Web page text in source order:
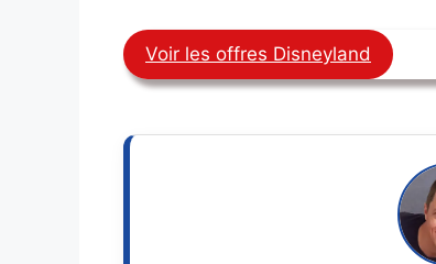
Voir les offres Disneyland